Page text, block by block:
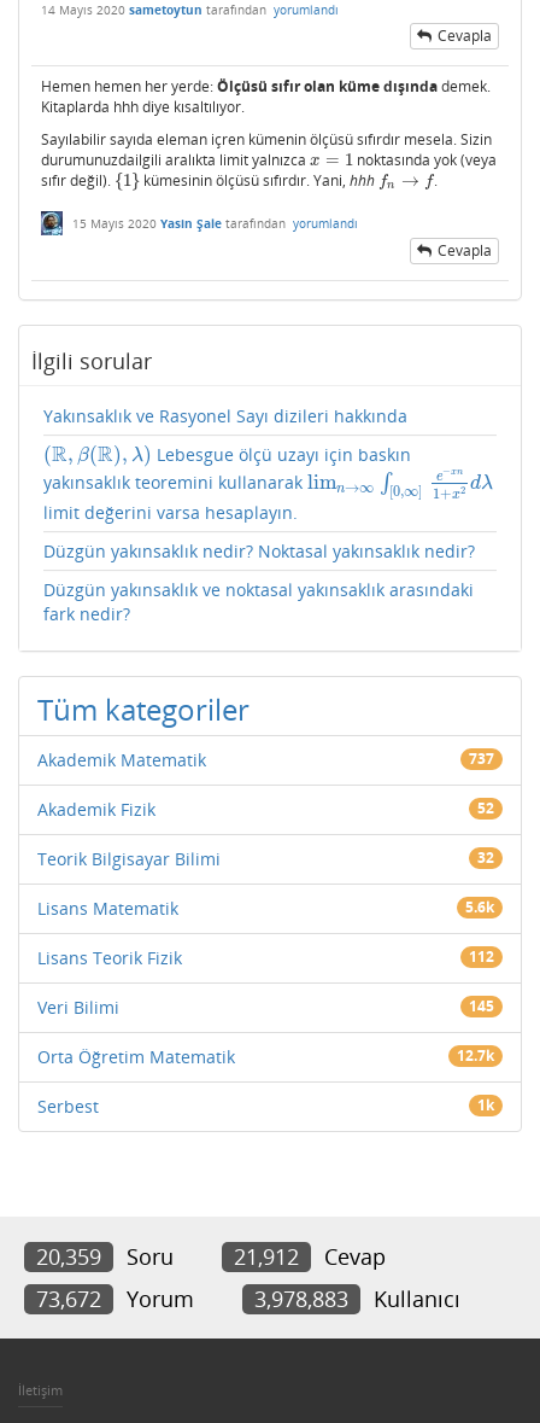
14 Mayıs 2020 sametoytun tarafından yorumlandı
Cevapla
Hemen hemen her yerde:Ölçüsü sıfır olan küme dışındademek.
Kitaplarda hhh diye kısaltılıyor.
Sayılabilir sayıda eleman içren kümenin ölçüsü sıfırdır mesela. Sizin
durumunuzdailgili aralıkta limit yalnızca x = 1
x= 1
noktasında yok (veya
sıfır değil). {1}
{1} kümesinin ölçüsü sıfırdır. Yani, hhh fn → f
fn→f .
15 Mayıs 2020 Yasin Şale tarafından yorumlandı
Cevapla
İlgili sorular
Yakınsaklık ve Rasyonel Sayı dizileri hakkında
(R, β(R), λ)
(R,β R),λ)
Lebesgue ölçü uzayı için baskın
yakınsaklık teoremini kullanarak limn→∞ ∫[0,∞]
e−xn
1+x2 dλ
limn→∞∫ 0,∞]e −xn1+x2d
limit değerini varsa hesaplayın.
Düzgün yakınsaklık nedir? Noktasal yakınsaklık nedir?
Düzgün yakınsaklık ve noktasal yakınsaklık arasındaki
fark nedir?
Tüm kategoriler
Akademik Matematik 737
Akademik Fizik 52
Teorik Bilgisayar Bilimi 32
Lisans Matematik 5.6k
Lisans Teorik Fizik 112
Veri Bilimi 145
Orta Öğretim Matematik 12.7k
Serbest 1k
20,359 Soru 21,912
Cevap
73,672
Yorum 3,978,883 Kullanıcı
İletişim